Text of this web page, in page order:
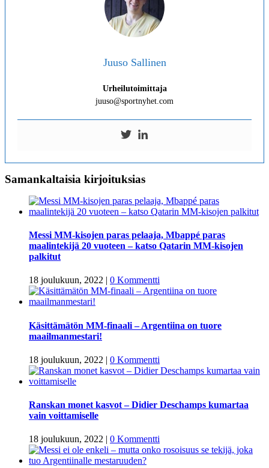
Juuso Sallinen
Urheilutoimittaja
juuso@sportnyhet.com
Samankaltaisia kirjoituksias
Messi MM-kisojen paras pelaaja, Mbappé paras
maalintekijä 20 vuoteen – katso Qatarin MM-kisojen
palkitut
18 joulukuun, 2022 | 0 Kommentti
Käsittämätön MM-finaali – Argentiina on tuore
maailmanmestari!
18 joulukuun, 2022 | 0 Kommentti
Ranskan monet kasvot – Didier Deschamps kumartaa
vain voittamiselle
18 joulukuun, 2022 | 0 Kommentti